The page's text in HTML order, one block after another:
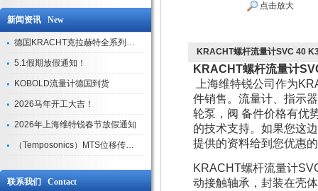
新闻资讯 New
德国KRACHT克拉赫特全系列现货库存
5.1假期放假通知！
KOBOLD流量计德国到货
2026马年开工大吉！
2026年上海维特锐春节放假通知
（Temposonics）MTS位移传感器现货库存型号
联系我们 Contact
点击放大
KRACHT螺杆流量计SVC 40
KRACHT螺杆流量计
上海维特锐公司作为
件销售。流量计、指示
轮泵，阀 备件价格有优
的技术支持。如果您这
提供的资料给到您优惠
KRACHT螺杆流量计
动接触轴承，封装在壳